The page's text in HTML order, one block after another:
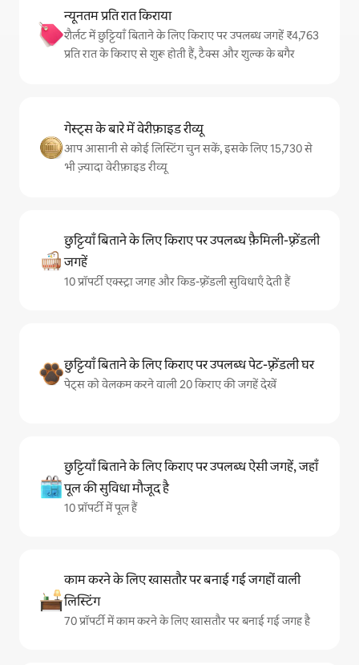
न्यूनतम प्रति रात किराया
शैर्लट में छुट्टियाँ बिताने के लिए किराए पर उपलब्ध जगहें ₹4,763
प्रति रात के किराए से शुरू होती हैं, टैक्स और शुल्क के बगैर
गेस्ट्स के बारे में वेरीफ़ाइड रीव्यू
आप आसानी से कोई लिस्टिंग चुन सकें, इसके लिए 15,730 से
भी ज़्यादा वेरीफ़ाइड रीव्यू
छुट्टियाँ बिताने के लिए किराए पर उपलब्ध फ़ैमिली-फ़्रेंडली
जगहें
10 प्रॉपर्टी एक्स्ट्रा जगह और किड-फ़्रेंडली सुविधाएँ देती हैं
छुट्टियाँ बिताने के लिए किराए पर उपलब्ध पेट-फ़्रेंडली घर
पेट्स को वेलकम करने वाली 20 किराए की जगहें देखें
छुट्टियाँ बिताने के लिए किराए पर उपलब्ध ऐसी जगहें, जहाँ
पूल की सुविधा मौजूद है
10 प्रॉपर्टी में पूल हैं
काम करने के लिए खासतौर पर बनाई गई जगहों वाली
लिस्टिंग
70 प्रॉपर्टी में काम करने के लिए खासतौर पर बनाई गई जगह है